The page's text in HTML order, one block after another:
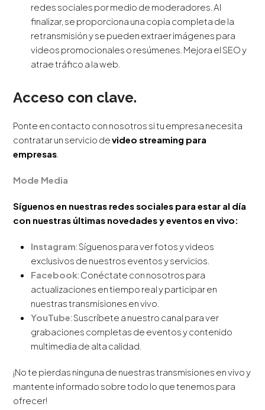
redes sociales por medio de moderadores. Al
finalizar, se proporciona una copia completa de la
retransmisión y se pueden extraer imágenes para
videos promocionales o resúmenes. Mejora el SEO y
atrae tráfico a la web.
Acceso con clave.
Ponte en contacto con nosotros si tu empresa necesita
contratar un servicio devideo streaming para
empresas.
Mode Media
Síguenos en nuestras redes sociales para estar al día
con nuestras últimas novedades y eventos en vivo:
Instagram: Síguenos para ver fotos y videos
exclusivos de nuestros eventos y servicios.
Facebook: Conéctate con nosotros para
actualizaciones en tiempo real y participar en
nuestras transmisiones en vivo.
YouTube: Suscríbete a nuestro canal para ver
grabaciones completas de eventos y contenido
multimedia de alta calidad.
¡No te pierdas ninguna de nuestras transmisiones en vivo y
mantente informado sobre todo lo que tenemos para
ofrecer!